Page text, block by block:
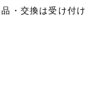
・交換は受け付け